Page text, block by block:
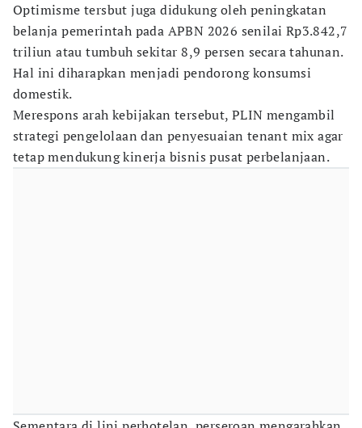
Optimisme tersbut juga didukung oleh peningkatan
belanja pemerintah pada APBN 2026 senilai Rp3.842,7
triliun atau tumbuh sekitar 8,9 persen secara tahunan.
Hal ini diharapkan menjadi pendorong konsumsi
domestik.
Merespons arah kebijakan tersebut, PLIN mengambil
strategi pengelolaan dan penyesuaian tenant mix agar
tetap mendukung kinerja bisnis pusat perbelanjaan.